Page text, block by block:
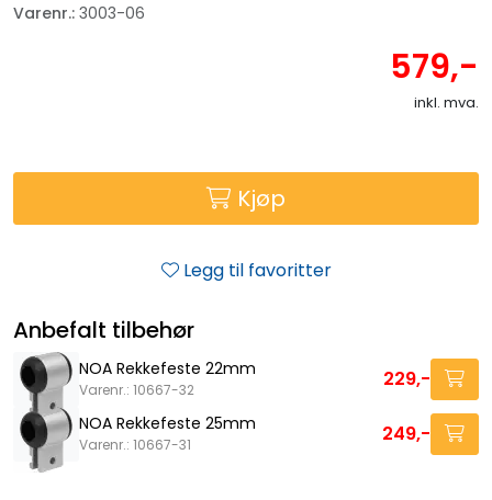
Varenr.: 3003-06
579,-
inkl. mva.
Kjøp
Legg til favoritter
Anbefalt tilbehør
NOA Rekkefeste 22mm
Varenr.: 10667-32 229,-
NOA Rekkefeste 25mm
Varenr.: 10667-31 249,-
Kampanje